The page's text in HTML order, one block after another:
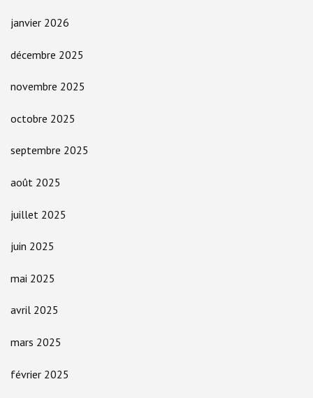
janvier 2026
décembre 2025
novembre 2025
octobre 2025
septembre 2025
août 2025
juillet 2025
juin 2025
mai 2025
avril 2025
mars 2025
février 2025